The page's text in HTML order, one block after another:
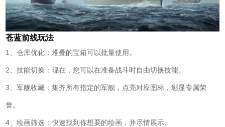
苍蓝前线玩法
1、仓库优化：堆叠的宝箱可以批量使用。
2、技能切换：现在，您可以在准备战斗时自由切换技能。
3、军舰收藏：集齐所有指定的军舰，点亮对应图标，彰显专属荣
誉。
4、绘画筛选：快速找到你想要的绘画，并尽情展示。